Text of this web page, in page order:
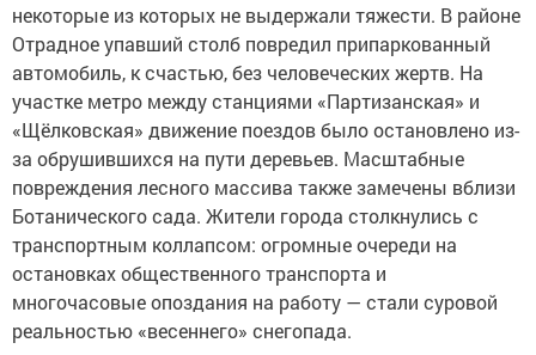
некоторые из которых не выдержали тяжести. В районе
Отрадное упавший столб повредил припаркованный
автомобиль, к счастью, без человеческих жертв. На
участке метро между станциями «Партизанская» и
«Щёлковская» движение поездов было остановлено из-
за обрушившихся на пути деревьев. Масштабные
повреждения лесного массива также замечены вблизи
Ботанического сада. Жители города столкнулись с
транспортным коллапсом: огромные очереди на
остановках общественного транспорта и
многочасовые опоздания на работу — стали суровой
реальностью «весеннего» снегопада.